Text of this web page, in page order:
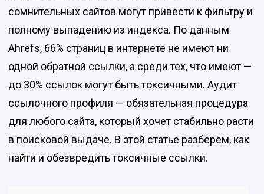
сомнительных сайтов могут привести к фильтру и
полному выпадению из индекса. По данным
Ahrefs, 66% страниц в интернете не имеют ни
одной обратной ссылки, а среди тех, что имеют —
до 30% ссылок могут быть токсичными. Аудит
ссылочного профиля — обязательная процедура
для любого сайта, который хочет стабильно расти
в поисковой выдаче. В этой статье разберём, как
найти и обезвредить токсичные ссылки.